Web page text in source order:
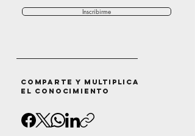
Inscribirme
Comparte y multiplica
el conocimiento